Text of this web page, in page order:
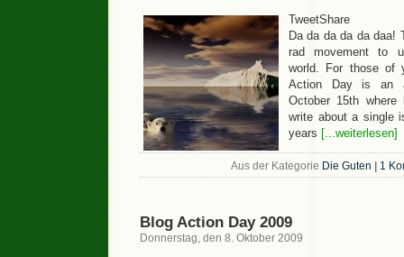
TweetShare
Da da da da da daa!
rad movement to
world. For those of
Action Day is an
October 15th where
write about a single
years [...weiterlesen]
Aus der Kategorie Die Guten 1
Blog Action Day 2009
Donnerstag, den 8. Oktober 2009